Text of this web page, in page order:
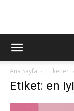
Ana Sayfa Etiketler
Etiket: en